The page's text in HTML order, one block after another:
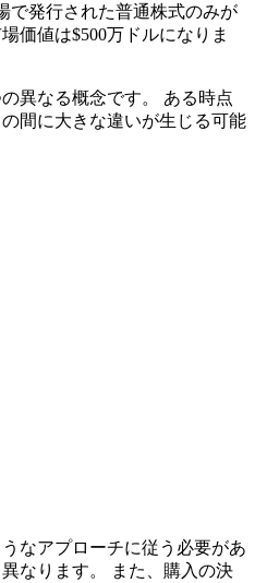
で発行された普通株式のみが
価値は$500万ドルになりま
異なる概念です。 ある時点
間に大きな違いが生じる可能
なアプローチに従う必要があ
なります。 また、購入の決